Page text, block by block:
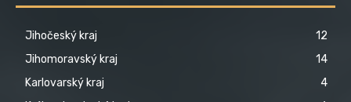
Jihočeský kraj
12
Jihomoravský kraj
14
Karlovarský kraj
4